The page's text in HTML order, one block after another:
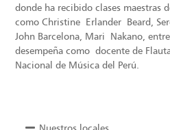
donde ha recibido clases maestras
como Christine Erlander Beard,
John Barcelona, Mari Nakano,
desempeña comodocente de
Nacional de Música del Perú.